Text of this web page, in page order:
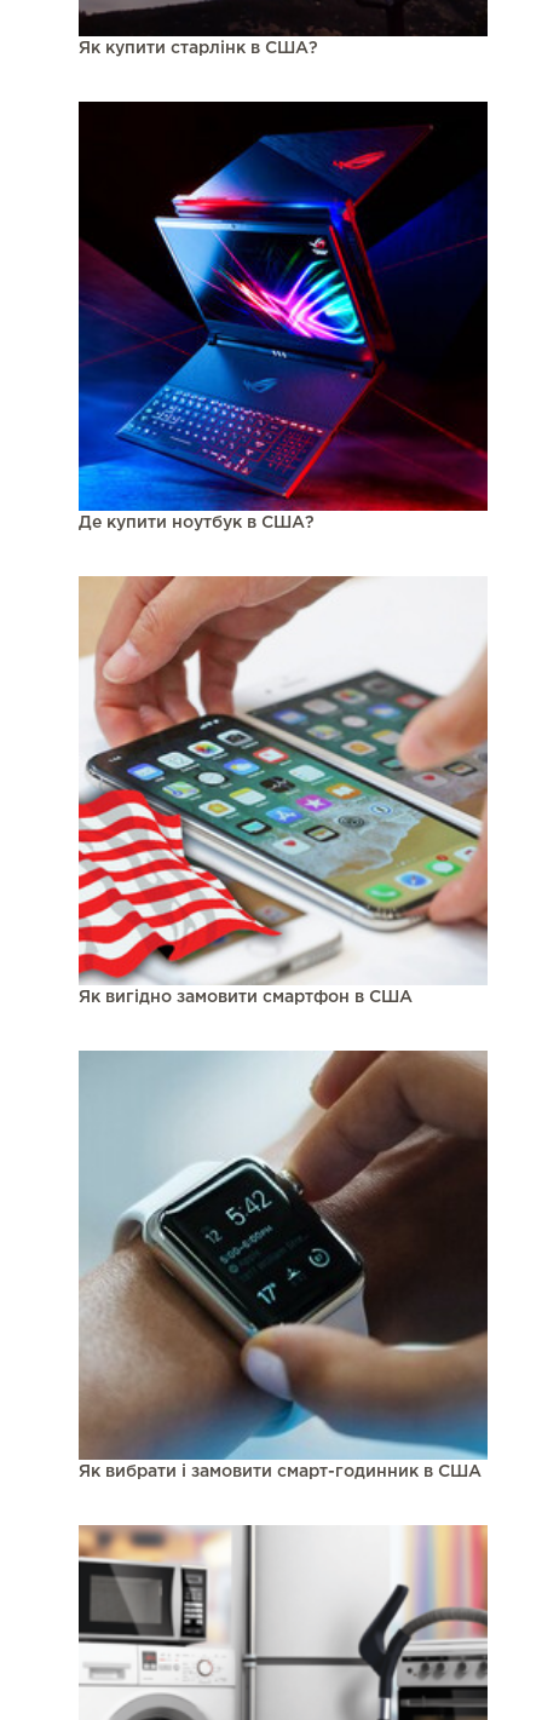
Як купити старлінк в США?
Де купити ноутбук в США?
Як вигідно замовити смартфон в США
Як вибрати і замовити смарт-годинник в США